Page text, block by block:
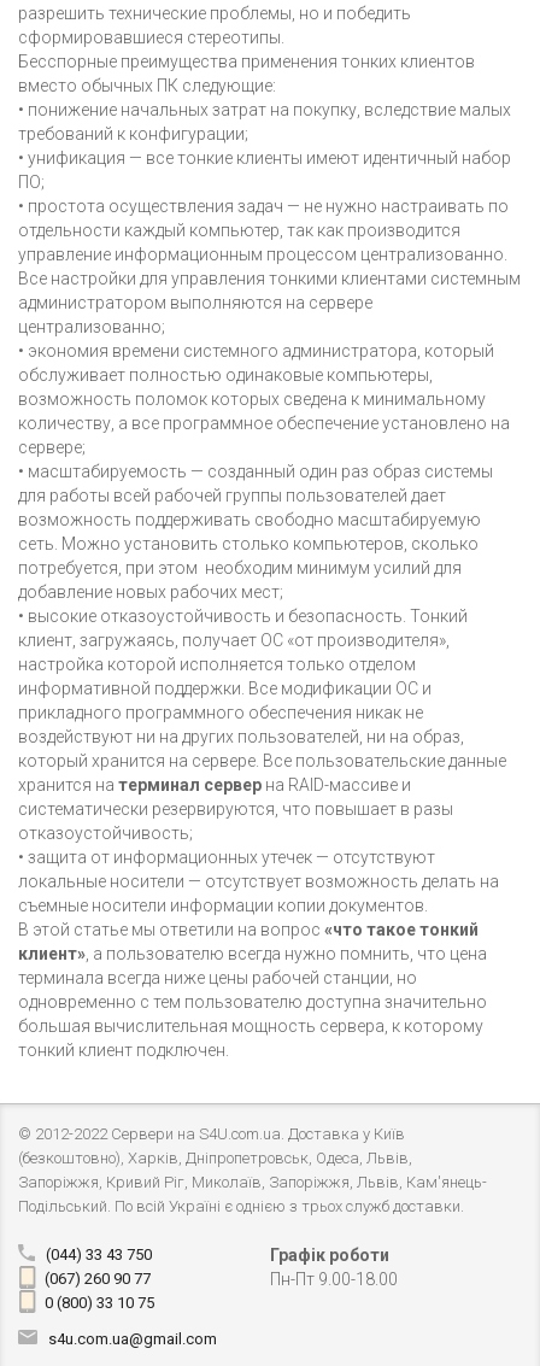
разрешить технические проблемы, но и победить
сформировавшиеся стереотипы.
Бесспорные преимущества применения тонких клиентов
вместо обычных ПК следующие:
• понижение начальных затрат на покупку, вследствие малых
требований к конфигурации;
• унификация — все тонкие клиенты имеют идентичный набор
ПО;
• простота осуществления задач — не нужно настраивать по
отдельности каждый компьютер, так как производится
управление информационным процессом централизованно.
Все настройки для управления тонкими клиентами системным
администратором выполняются на сервере
централизованно;
• экономия времени системного администратора, который
обслуживает полностью одинаковые компьютеры,
возможность поломок которых сведена к минимальному
количеству, а все программное обеспечение установлено на
сервере;
• масштабируемость — созданный один раз образ системы
для работы всей рабочей группы пользователей дает
возможность поддерживать свободно масштабируемую
сеть. Можно установить столько компьютеров, сколько
потребуется, при этом необходим минимум усилий для
добавление новых рабочих мест;
• высокие отказоустойчивость и безопасность. Тонкий
клиент, загружаясь, получает ОС «от производителя»,
настройка которой исполняется только отделом
информативной поддержки. Все модификации ОС и
прикладного программного обеспечения никак не
воздействуют ни на других пользователей, ни на образ,
который хранится на сервере. Все пользовательские данные
хранится на терминал сервер на RAID-массиве и
систематически резервируются, что повышает в разы
отказоустойчивость;
• защита от информационных утечек — отсутствуют
локальные носители — отсутствует возможность делать на
съемные носители информации копии документов.
В этой статье мы ответили на вопрос «что такое тонкий
клиент» , а пользователю всегда нужно помнить, что цена
терминала всегда ниже цены рабочей станции, но
одновременно с тем пользователю доступна значительно
большая вычислительная мощность сервера, к которому
тонкий клиент подключен.
© 2012-2022 Сервери на S4U.com.ua. Доставка у Київ
(безкоштовно), Харків, Дніпропетровськ, Одеса, Львів,
Запоріжжя, Кривий Ріг, Миколаїв, Запоріжжя, Львів, Кам'янець-
Подільський. По всій Україні є однією з трьох служб доставки.
(044) 33 43 750
(067) 260 90 77
0 (800) 33 10 75
s4u.com.ua@gmail.com
Графік роботи
Пн-Пт 9.00-18.00